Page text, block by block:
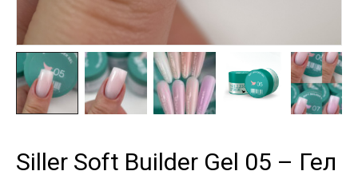
Siller Soft Builder Gel 05 – Гел